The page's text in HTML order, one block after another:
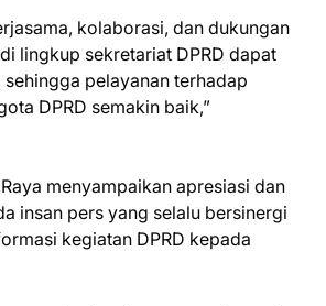
kolaborasi, dan dukungan
lingkup sekretariat DPRD dapat
pelayanan terhadap
DPRD semakin baik,”
menyampaikan apresiasi dan
insan pers yang selalu bersinergi
kegiatan DPRD kepada